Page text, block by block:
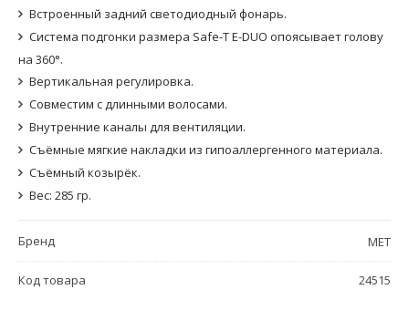
Встроенный задний светодиодный фонарь.
Система подгонки размера Safe-T E-DUO опоясывает голову
на 360°.
Вертикальная регулировка.
Совместим с длинными волосами.
Внутренние каналы для вентиляции.
Съёмные мягкие накладки из гипоаллергенного материала.
Съёмный козырёк.
Вес: 285 гр.
Бренд MET
Код товара 24515